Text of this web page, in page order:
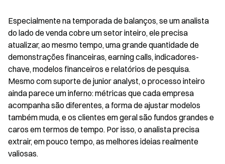
Especialmente na temporada de balanços, se um analista
do lado de venda cobre um setor inteiro, ele precisa
atualizar, ao mesmo tempo, uma grande quantidade de
demonstrações financeiras, earning calls, indicadores-
chave, modelos financeiros e relatórios de pesquisa.
Mesmo com suporte de junior analyst, o processo inteiro
ainda parece um inferno: métricas que cada empresa
acompanha são diferentes, a forma de ajustar modelos
também muda, e os clientes em geral são fundos grandes e
caros em termos de tempo. Por isso, o analista precisa
extrair, em pouco tempo, as melhores ideias realmente
valiosas.